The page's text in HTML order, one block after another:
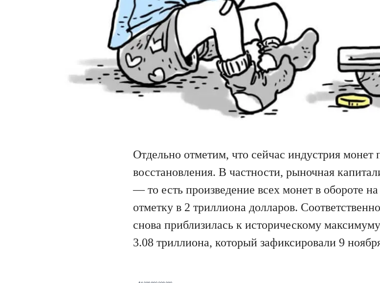
Отдельно отметим, что сейчас индустрия монет
восстановления. В частности, рыночная
— то есть произведение всех монет в обороте
отметку в 2 триллиона долларов.
снова приблизилась к историческому
3.08 триллиона, который зафиксировали 9